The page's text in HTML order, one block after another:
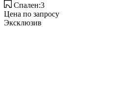
Спален:3
Цена по запросу
Эксклюзив